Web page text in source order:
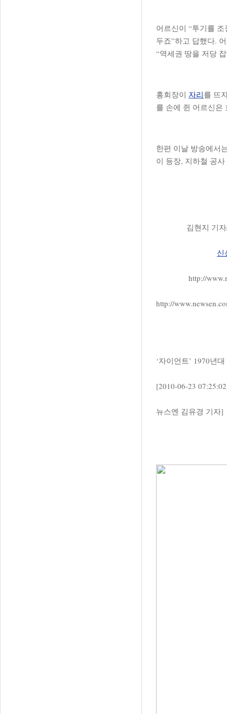
어르신이 “투기를
두죠”하고 답했다.
“역세권 땅을 저당
홍회장이 자리를 뜨
를 손에 쥔 어르신은
한편 이날 방송에서
이 등장, 지하철 공
김현지 기자/
신
http://
http://
‘자이언트’ 1970년
[2010-06-23
뉴스엔 김유경 기자]